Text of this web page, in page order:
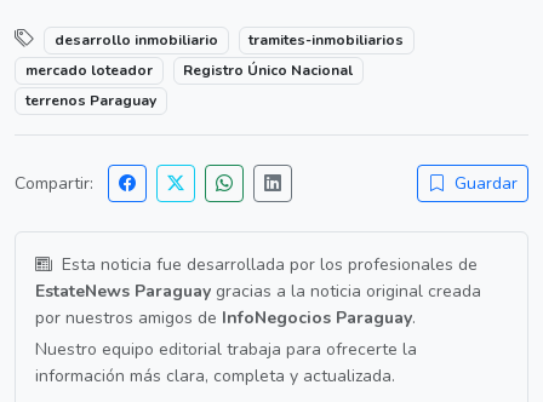
desarrollo inmobiliario
tramites-inmobiliarios
mercado loteador
Registro Único Nacional
terrenos Paraguay
Compartir: Guardar
Esta noticia fue desarrollada por los profesionales de
EstateNews Paraguay gracias a la noticia original creada
por nuestros amigos de InfoNegocios Paraguay.
Nuestro equipo editorial trabaja para ofrecerte la
información más clara, completa y actualizada.